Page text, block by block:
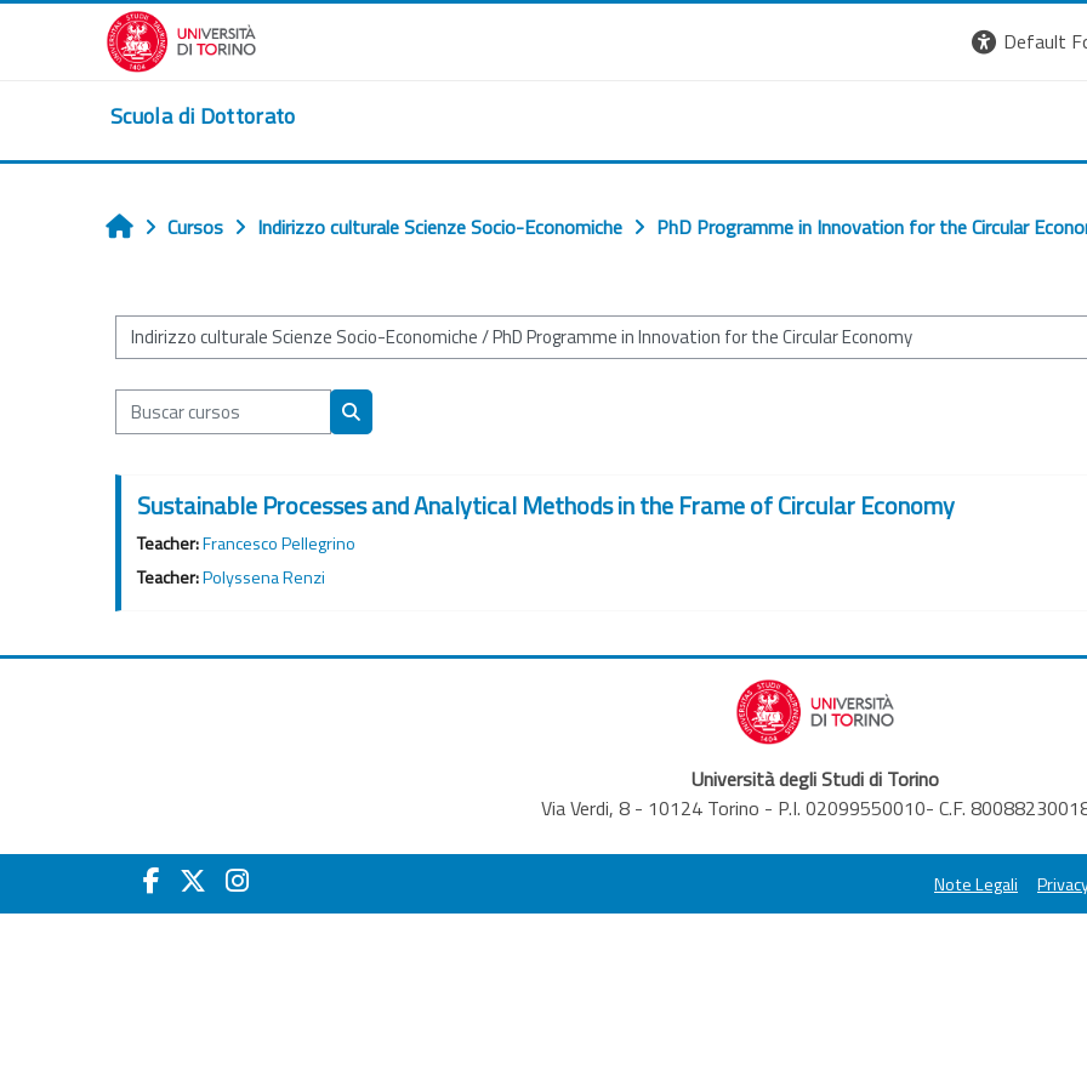
Salta al contenido principal
Default
Scuola di Dottorato
Inicio
Cursos Indirizzo culturale Scienze Socio-Economiche PhD Programme in Innovation for the Circular
Categorías
Buscar cursos
Buscar cursos
Sustainable Processes and Analytical Methods in the Frame of Circular Economy
Teacher:Francesco Pellegrino
Teacher:Polyssena Renzi
Università degli Studi di Torino
Via Verdi, 8 - 10124 Torino - P.I. 02099550010- C.F.
Note Legali